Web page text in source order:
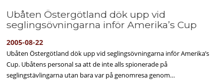
Ubåten Östergötland dök upp vid
seglingsövningarna inför Amerika’s Cup
2005-08-22
Ubåten Östergötland dök upp vid seglingsövningarna inför Amerika’s
Cup. Ubåtens personal sa att de inte alls spionerade på
seglingstävlingarna utan bara var på genomresa genom…